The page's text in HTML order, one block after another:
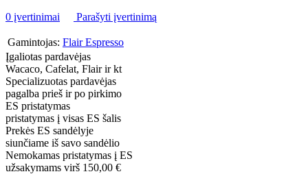
0 įvertinimai
Parašyti įvertinimą
Gamintojas: Flair Espresso
Įgaliotas pardavėjas
Wacaco, Cafelat, Flair ir kt
Specializuotas pardavėjas
pagalba prieš ir po pirkimo
ES pristatymas
pristatymas į visas ES šalis
Prekės ES sandėlyje
siunčiame iš savo sandėlio
Nemokamas pristatymas į ES
užsakymams virš 150,00 €